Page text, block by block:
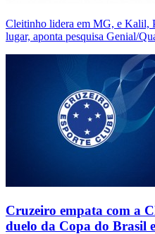
Cleitinho lidera em MG, e Kalil,
lugar, aponta pesquisa Genial/
Cruzeiro empata com a
duelo da Copa do Brasil